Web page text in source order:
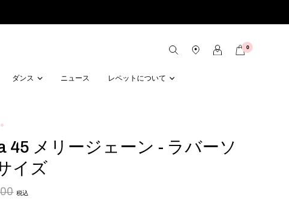
0
ダンス ニュース レペットについて
45 メリージェーン - ラバーソ
イズ
税込